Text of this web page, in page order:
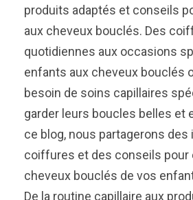
produits adaptés et conseils
aux cheveux bouclés. Des
quotidiennes aux occasions
enfants aux cheveux bouclés
besoin de soins capillaires
garder leurs boucles belles et
ce blog, nous partagerons des
coiffures et des conseils pour
cheveux bouclés de vos
De la routine capillaire aux